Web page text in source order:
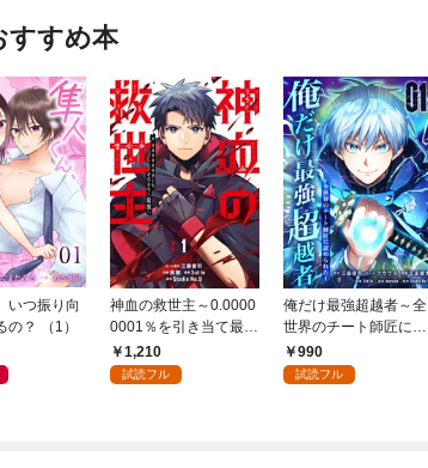
すすめ本
いつ振り向
の？ （1）
神血の救世主～0.0000
0001％を引き当て最強
へ～【電子書籍特典
付】（１）
1,210
試読フル
俺だけ最強超越者～全
世界のチート師匠に認
められた～【単行本】
（１）
990
試読フル